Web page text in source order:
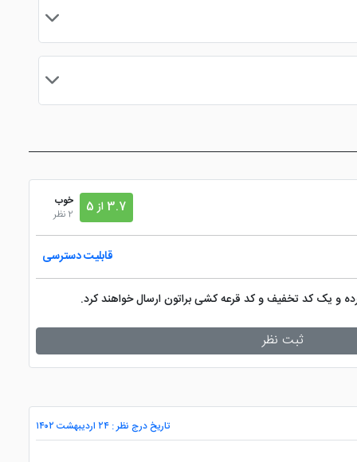
3.7 از 5
خوب
2 نظر
قابلیت دسترسی
و یک کد تخفیف و کد قرعه کشی براتون ارسال خواهند کرد.
ثبت نظر
تاریخ درج نظر : ۲۴ اردیبهشت ۱۴۰۲